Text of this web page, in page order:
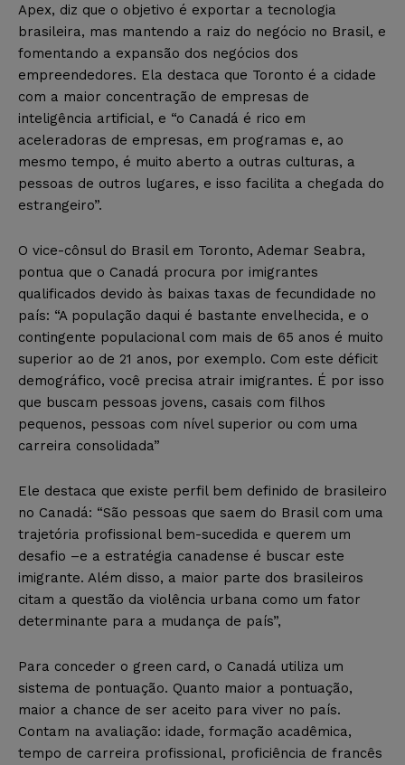
Apex, diz que o objetivo é exportar a tecnologia
brasileira, mas mantendo a raiz do negócio no Brasil, e
fomentando a expansão dos negócios dos
empreendedores. Ela destaca que Toronto é a cidade
com a maior concentração de empresas de
inteligência artificial, e “o Canadá é rico em
aceleradoras de empresas, em programas e, ao
mesmo tempo, é muito aberto a outras culturas, a
pessoas de outros lugares, e isso facilita a chegada do
estrangeiro”.
O vice-cônsul do Brasil em Toronto, Ademar Seabra,
pontua que o Canadá procura por imigrantes
qualificados devido às baixas taxas de fecundidade no
país: “A população daqui é bastante envelhecida, e o
contingente populacional com mais de 65 anos é muito
superior ao de 21 anos, por exemplo. Com este déficit
demográfico, você precisa atrair imigrantes. É por isso
que buscam pessoas jovens, casais com filhos
pequenos, pessoas com nível superior ou com uma
carreira consolidada”
Ele destaca que existe perfil bem definido de brasileiro
no Canadá: “São pessoas que saem do Brasil com uma
trajetória profissional bem-sucedida e querem um
desafio –e a estratégia canadense é buscar este
imigrante. Além disso, a maior parte dos brasileiros
citam a questão da violência urbana como um fator
determinante para a mudança de país”,
Para conceder o green card, o Canadá utiliza um
sistema de pontuação. Quanto maior a pontuação,
maior a chance de ser aceito para viver no país.
Contam na avaliação: idade, formação acadêmica,
tempo de carreira profissional, proficiência de francês